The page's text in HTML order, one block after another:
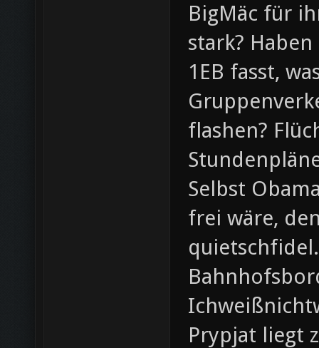
BigMäc für
stark?
1EB fasst,
flashen?
Selbst
frei wäre,
Prypjat liegt